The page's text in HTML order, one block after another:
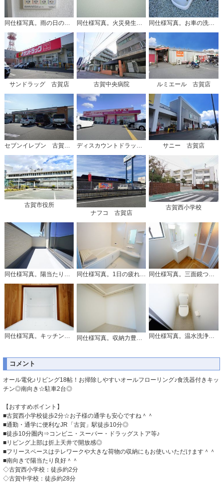
サンドラッグ 古賀店 古賀中央病院 ルミエール 古賀店
セブンイレブン 古賀天神店 ディスカウントドラッグコスモス 古賀中央店 サニー 古賀店
古賀市役所
ナフコ 古賀店
古賀西小学校
同仕様写真。陽当たりの良いバルコニーです。お洗濯やお布団干しはもちろん、日光浴スペースにも。足元は防水工事施工済です。 同仕様写真。1日の疲れを癒すくつろぎのバスルーム。足を伸ばしてもゆったりと入れるサイズです。お子様と一緒にお風呂に入っても狭くないですね^^ 同仕様写真。三面鏡つき洗面台。鏡裏にたっぷりとした収納スペースがあります。鏡を閉めてしまえば小物は見えないため、スッキリとした印象の洗面台にできます。
コメント
オール電化♪リビング18帖！お掃除しやすいオールフローリング♪食洗器付きキッ
チン◎南向き☆駐車2台◎
【おすすめポイント】
■古賀西小学校徒歩2分☆お子様の通学も安心ですね＾＾
■通勤・通学に便利なJR「古賀」駅徒歩10分◎
■徒歩10分圏内⇒コンビニ・スーパー・ドラッグストア等♪
■リビング上部は折上天井で開放感◎
■フリースペースはテレワークや大きな荷物の収納にもお使いいただけます＾＾
■南向きで陽当たり良好＾＾
◇古賀西小学校：徒歩約2分
◇古賀中学校：徒歩約28分